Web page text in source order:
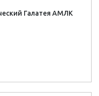
Галатея АМЛК